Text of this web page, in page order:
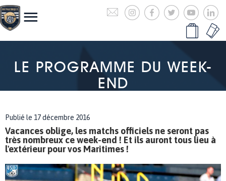
LE PROGRAMME DU WEEK-
END
Publié le 17 décembre 2016
Vacances oblige, les matchs officiels ne seront pas
très nombreux ce week-end ! Et ils auront tous lieu à
l'extérieur pour vos Maritimes !